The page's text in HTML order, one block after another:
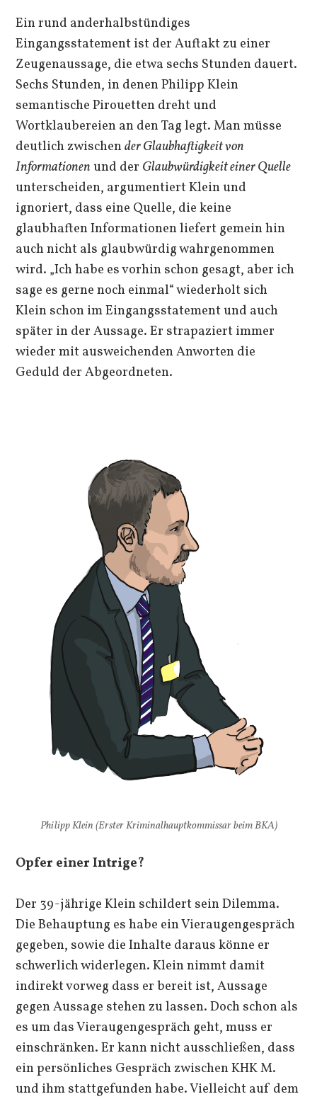
Ein rund anderhalbstündiges
Eingangsstatement ist der Auftakt zu einer
Zeugenaussage, die etwa sechs Stunden dauert.
Sechs Stunden, in denen Philipp Klein
semantische Pirouetten dreht und
Wortklaubereien an den Tag legt. Man müsse
deutlich zwischenderGlaubhaftigkeit von
Informationenund der Glaubwürdigkeit einer Quelle
unterscheiden, argumentiert Klein und
ignoriert, dass eine Quelle, die keine
glaubhaften Informationen liefert gemein hin
auch nicht als glaubwürdig wahrgenommen
wird. „Ich habe es vorhin schon gesagt, aber ich
sage es gerne noch einmal“ wiederholt sich
Klein schon im Eingangsstatement und auch
später in der Aussage. Er strapaziert immer
wieder mit ausweichenden Anworten die
Geduld der Abgeordneten.
Philipp Klein (Erster Kriminalhauptkommissar beim BKA)
Opfer einer Intrige?
Der 39-jährige Klein schildert sein Dilemma.
Die Behauptung es habe ein Vieraugengespräch
gegeben, sowie die Inhalte daraus könne er
schwerlich widerlegen. Klein nimmt damit
indirekt vorweg dass er bereit ist, Aussage
gegen Aussage stehen zu lassen. Doch schon als
es um das Vieraugengespräch geht, muss er
einschränken. Er kann nicht ausschließen, dass
ein persönliches Gespräch zwischen KHK M.
und ihm stattgefunden habe. Vielleicht auf dem